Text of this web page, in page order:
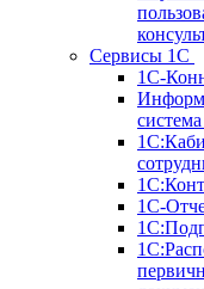
Сервисы 1С
1С-
1С-